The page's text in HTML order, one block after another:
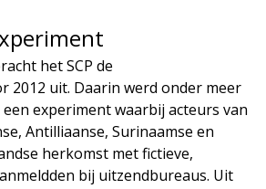
het SCP de
2012 uit. Daarin werd onder meer
experiment waarbij acteurs van
Antilliaanse, Surinaamse en
herkomst met fictieve,
bij uitzendbureaus. Uit